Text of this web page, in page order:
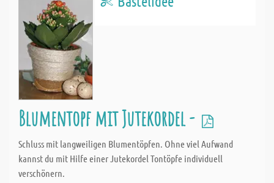
Blumentopf mit Jutekordel -
Schluss mit langweiligen Blumentöpfen. Ohne viel Aufwand
kannst du mit Hilfe einer Jutekordel Tontöpfe individuell
verschönern.